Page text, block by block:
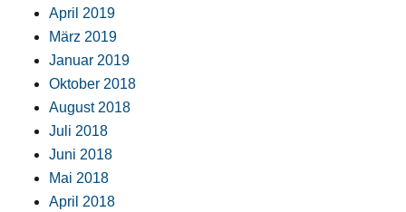
April 2019
März 2019
Januar 2019
Oktober 2018
August 2018
Juli 2018
Juni 2018
Mai 2018
April 2018